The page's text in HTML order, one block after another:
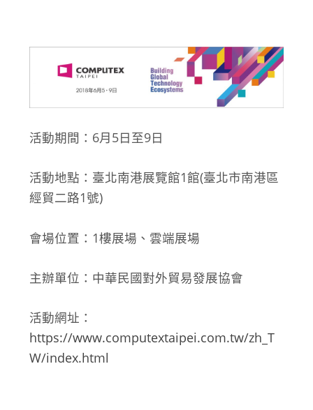
活動期間：6月5日至9日
活動地點：臺北南港展覽館1館(臺北市南港區
經貿二路1號)
會場位置：1樓展場、雲端展場
主辦單位：中華民國對外貿易發展協會
活動網址：
https://www.computextaipei.com.tw/zh_T
W/index.html